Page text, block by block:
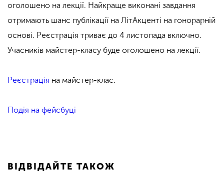
оголошено на лекції. Найкраще виконані завдання
отримають шанс публікації на ЛітАкценті на гонорарній
основі. Реєстрація триває до 4 листопада включно.
Учасників майстер-класу буде оголошено на лекції.
Реєстрація на майстер-клас.
Подія на фейсбуці
ВІДВІДАЙТЕ ТАКОЖ